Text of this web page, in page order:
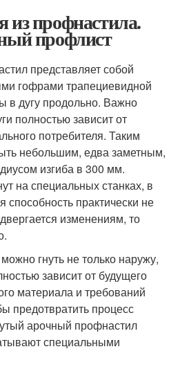
из профнастила.
профлист
представляет собой
гофрами трапециевидной
в дугу продольно. Важно
полностью зависит от
потребителя. Таким
небольшим, едва заметным,
изгиба в 300 мм.
на специальных станках, в
способность практически не
изменениям, то
гнуть не только наружу,
зависит от будущего
материала и требований
предотвратить процесс
арочный профнастил
специальными